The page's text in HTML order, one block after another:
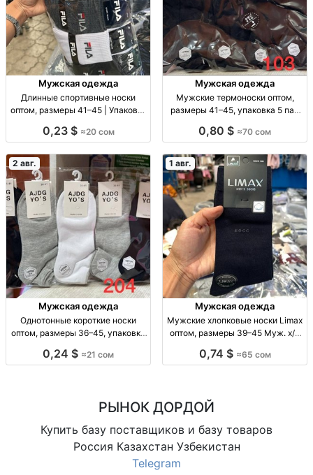
Мужская одежда
Длинные спортивные носки
оптом, размеры 41–45 | Упаковка
45, уп. 10 шт., 20 сом/уп.
0,23 $ ≈20 сом
Мужская одежда
Мужские термоноски оптом,
размеры 41–45, упаковка 5 пар
5 шт., опт.
0,80 $ ≈70 сом
2 авг.
Мужская одежда
Однотонные короткие носки
оптом, размеры 36–45, упаковка
носки оптом, р-р 36–41 и 41–45,
0,24 $ ≈21 сом
1 авг.
Мужская одежда
Мужские хлопковые носки Limax
оптом, размеры 39–45 Муж. х/б
пар, 65 сом.
0,74 $ ≈65 сом
РЫНОК ДОРДОЙ
Купить базу поставщиков и базу товаров
Россия Казахстан Узбекистан
Telegram